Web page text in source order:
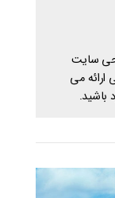
سایت
می